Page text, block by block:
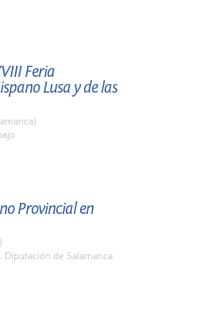
Feria
Lusa y de las
Provincial en
Diputación de Salamanca